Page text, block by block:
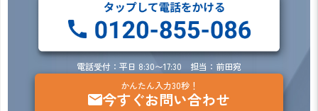
電話受付：平日 8:30〜17:30 担当：前田宛
かんたん入力30秒！
今すぐお問い合わせ